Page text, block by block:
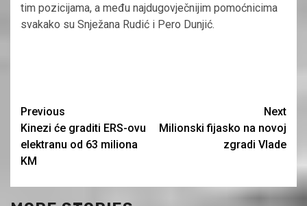
tim pozicijama, a među najdugovječnijim pomoćnicima
svakako su Snježana Rudić i Pero Dunjić.
Continue
Reading
Previous
Kinezi će graditi ERS-ovu
elektranu od 63 miliona
KM
Next
Milionski fijasko na novoj
zgradi Vlade